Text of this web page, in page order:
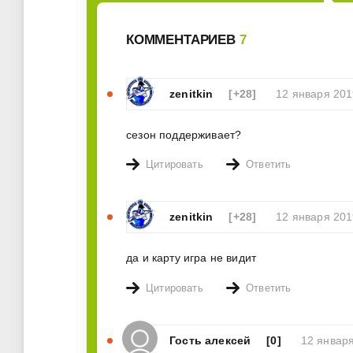
КОММЕНТАРИЕВ 7
zenitkin [+28] 12 января
сезон поддерживает?
Цитировать Ответить
zenitkin [+28] 12 января
да и карту игра не видит
Цитировать Ответить
Гость алексей [0] 12